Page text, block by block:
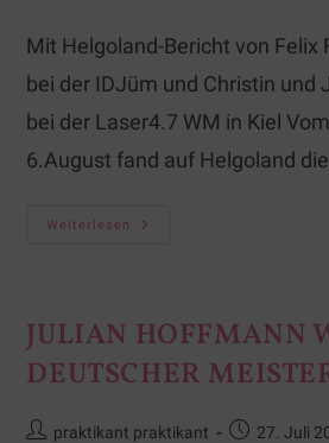
Mit Helgoland-Bericht von Felix
bei der IDJüm und Christin und
bei der Laser4.7 WM in Kiel
6.August fand auf Helgoland
Weiterlesen
JULIAN HOFFMANN
DEUTSCHER
praktikant praktikant
27. Juli